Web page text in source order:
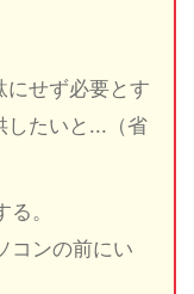
せず必要とす
したいと...（省
。
ンの前にい